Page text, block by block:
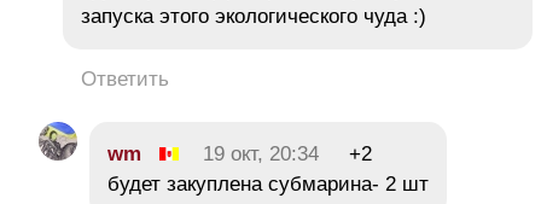
запуска этого экологического чуда :)
Ответить
wm 19 окт, 20:34
+2
будет закуплена субмарина- 2 шт